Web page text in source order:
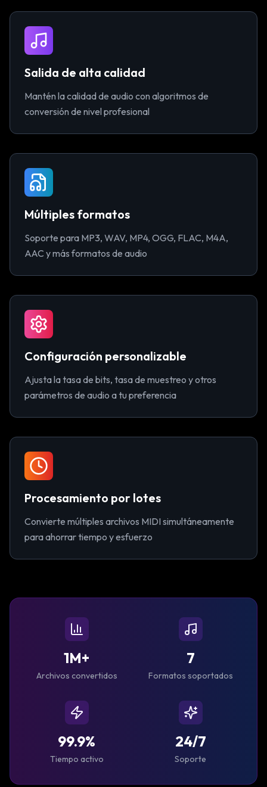
Salida de alta calidad
Mantén la calidad de audio con algoritmos de
conversión de nivel profesional
Múltiples formatos
Soporte para MP3, WAV, MP4, OGG, FLAC, M4A,
AAC y más formatos de audio
Configuración personalizable
Ajusta la tasa de bits, tasa de muestreo y otros
parámetros de audio a tu preferencia
Procesamiento por lotes
Convierte múltiples archivos MIDI simultáneamente
para ahorrar tiempo y esfuerzo
1M+
Archivos convertidos
7
Formatos soportados
99.9%
Tiempo activo
24/7
Soporte